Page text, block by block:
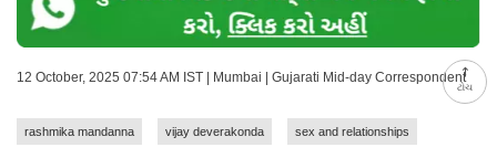
ટોચ
12 October, 2025 07:54 AM IST | Mumbai | Gujarati Mid-day Correspondent
rashmika mandanna vijay deverakonda sex and relationships